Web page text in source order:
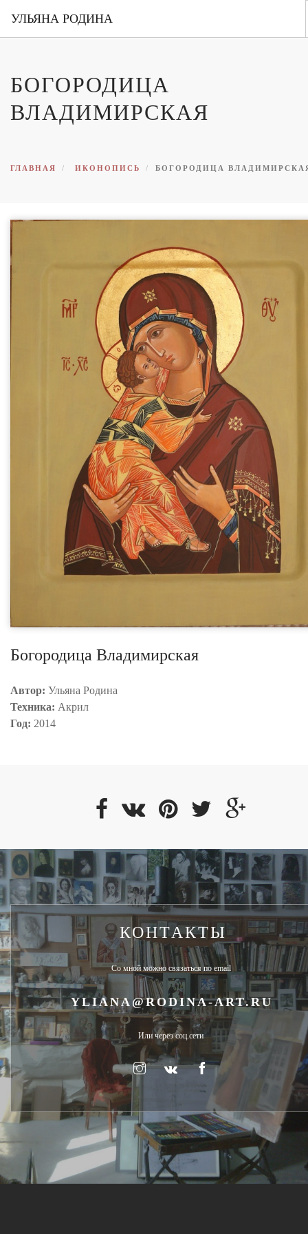
УЛЬЯНА РОДИНА
ОБО МНЕ
ПОРТФОЛИО
ВЫСТАВКИ
БОГОРОДИЦА
ВЛАДИМИРСКАЯ
ГЛАВНАЯ ИКОНОПИСЬ БОГОРОДИЦА
Богородица Владимирская
Автор: Ульяна Родина
Техника: Акрил
Год: 2014
КОНТАКТЫ
Со мной можно связаться по email
YLIANA@RODINA-ART.RU
Или через соц.сети